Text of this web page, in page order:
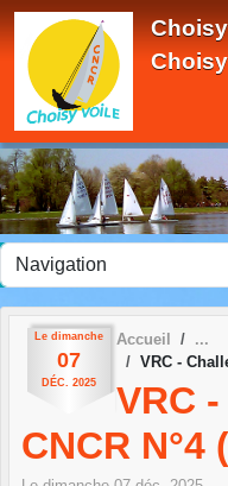
Le dimanche
07
DÉC. 2025
Accueil
VRC -
VRC
CNCR N°4
Panneau de gestion des